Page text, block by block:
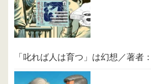
「叱れば人は育つ」は幻想／著者